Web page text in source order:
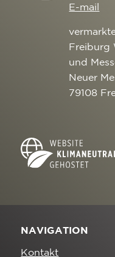
E-mail
Freiburg
und
Neuer
79108
NAVIGATION
Kontakt